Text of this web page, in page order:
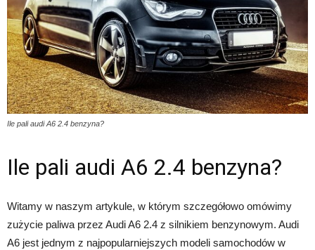
Ile pali audi A6 2.4 benzyna?
Ile pali audi A6 2.4 benzyna?
Witamy w naszym artykule, w którym szczegółowo omówimy
zużycie paliwa przez Audi A6 2.4 z silnikiem benzynowym. Audi
A6 jest jednym z najpopularniejszych modeli samochodów w